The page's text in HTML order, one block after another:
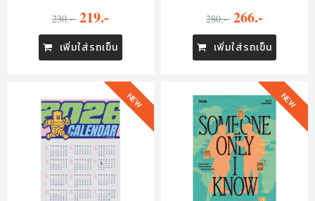
เคราะห์
230.- 219.-
เพิ่มใส่รถเข็น
280.- 266.-
เพิ่มใส่รถเข็น
NEW NEW